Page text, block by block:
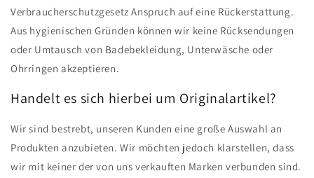
Verbraucherschutzgesetz Anspruch auf eine Rückerstattung.
Aus hygienischen Gründen können wir keine Rücksendungen
oder Umtausch von Badebekleidung, Unterwäsche oder
Ohrringen akzeptieren.
Handelt es sich hierbei um Originalartikel?
Wir sind bestrebt, unseren Kunden eine große Auswahl an
Produkten anzubieten. Wir möchten jedoch klarstellen, dass
wir mit keiner der von uns verkauften Marken verbunden sind.